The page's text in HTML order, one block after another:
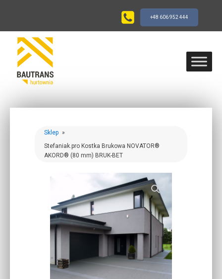
+48 606 952 444
Sklep »
Stefaniak.pro Kostka Brukowa NOVATOR®
AKORD® (80 mm) BRUK-BET